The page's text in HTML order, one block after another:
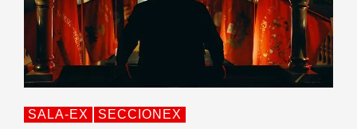
SALA-EX SECCIONEX